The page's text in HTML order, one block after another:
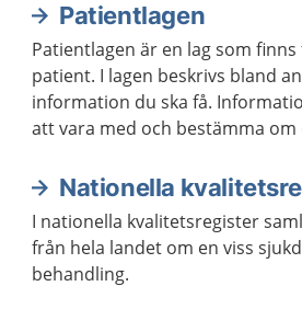
Patientlagen
Patientlagen är en lag som
patient. I lagen beskrivs bland
information du ska få.
att vara med och bestämma om
Nationella
I nationella kvalitetsregister
från hela landet om en viss
behandling.